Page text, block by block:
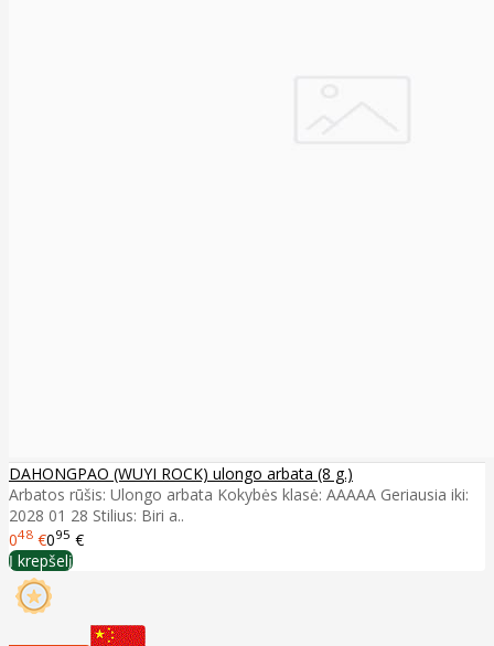
DAHONGPAO (WUYI ROCK) ulongo arbata (8 g.)
Arbatos rūšis: Ulongo arbata Kokybės klasė: AAAAA Geriausia iki:
2028 01 28 Stilius: Biri a..
048 €095 €
Į krepšelį